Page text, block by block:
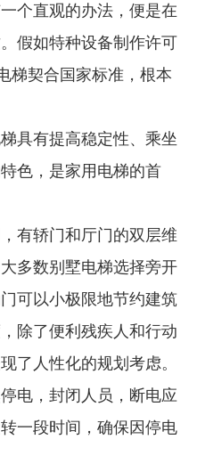
个直观的办法，便是在
假如特种设备制作许可
梯契合国家标准，根本
具有提高稳定性、乘坐
色，是家用电梯的首
有轿门和厅门的双层维
多数别墅电梯选择旁开
可以小极限地节约建筑
除了便利残疾人和行动
了人性化的规划考虑。
电，封闭人员，断电应
一段时间，确保因停电